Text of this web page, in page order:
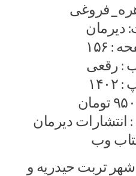
دیرمان
: ۱۵۶
: رقعی
انتشارات دیرمان
وب
تربت حیدریه و